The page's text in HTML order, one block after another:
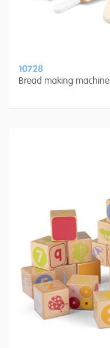
10728
Bread making machine